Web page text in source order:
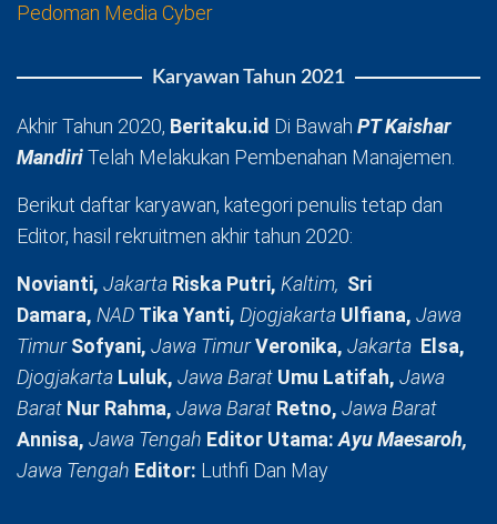
Pedoman Media Cyber
Karyawan Tahun 2021
Akhir Tahun 2020, Beritaku.id Di Bawah PT Kaishar
MandiriTelah Melakukan Pembenahan Manajemen.
Berikut daftar karyawan, kategori penulis tetap dan
Editor, hasil rekruitmen akhir tahun 2020:
Novianti, Jakarta Riska Putri, Kaltim, Sri
Damara, NAD Tika Yanti, Djogjakarta Ulfiana, Jawa
TimurSofyani, Jawa TimurVeronika, Jakarta Elsa,
Djogjakarta Luluk, Jawa Barat Umu Latifah, Jawa
Barat Nur Rahma, Jawa Barat Retno, Jawa Barat
Annisa, Jawa Tengah Editor Utama:Ayu Maesaroh,
Jawa Tengah Editor: Luthfi Dan May